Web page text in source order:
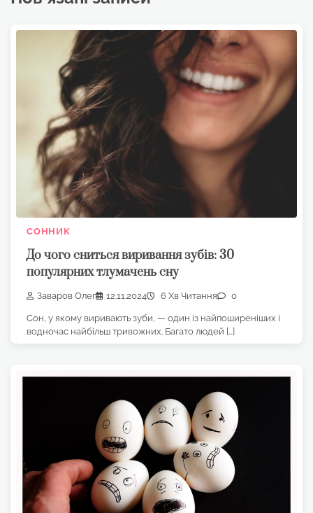
СОННИК
До чого сниться виривання зубів: 30
популярних тлумачень сну
Заваров Олег 12.11.2024 6 Хв Читання 0
Сон, у якому виривають зуби, — один із найпоширеніших і
водночас найбільш тривожних. Багато людей […]